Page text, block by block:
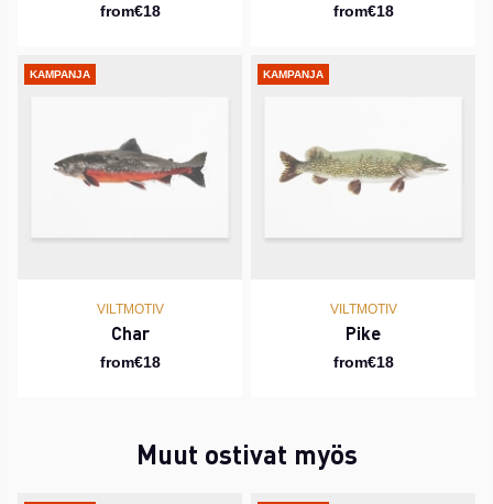
from€18 from€18
KAMPANJA
VILTMOTIV
Char
from€18
KAMPANJA
VILTMOTIV
Pike
from€18
Muut ostivat myös